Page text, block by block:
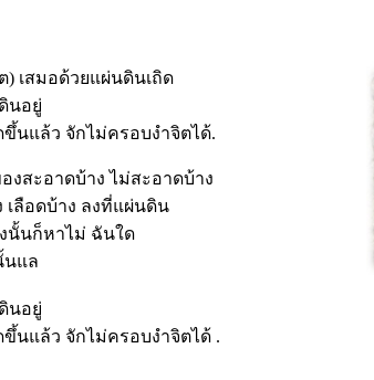
) เสมอด้วยแผ่นดินเถิด
นอยู่
นแล้ว จักไม่ครอบงำจิตได้.
งสะอาดบ้าง ไม่สะอาดบ้าง
เลือดบ้าง ลงที่แผ่นดิน
นั้นก็หาไม่ ฉันใด
นแล
นอยู่
นแล้ว จักไม่ครอบงำจิตได้ .